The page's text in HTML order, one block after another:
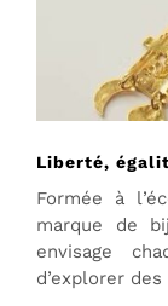
Liberté,
Formée à
marque de
envisage
d’explorer